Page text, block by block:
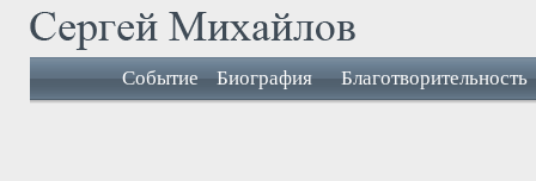
Событие Биография Благотворительность